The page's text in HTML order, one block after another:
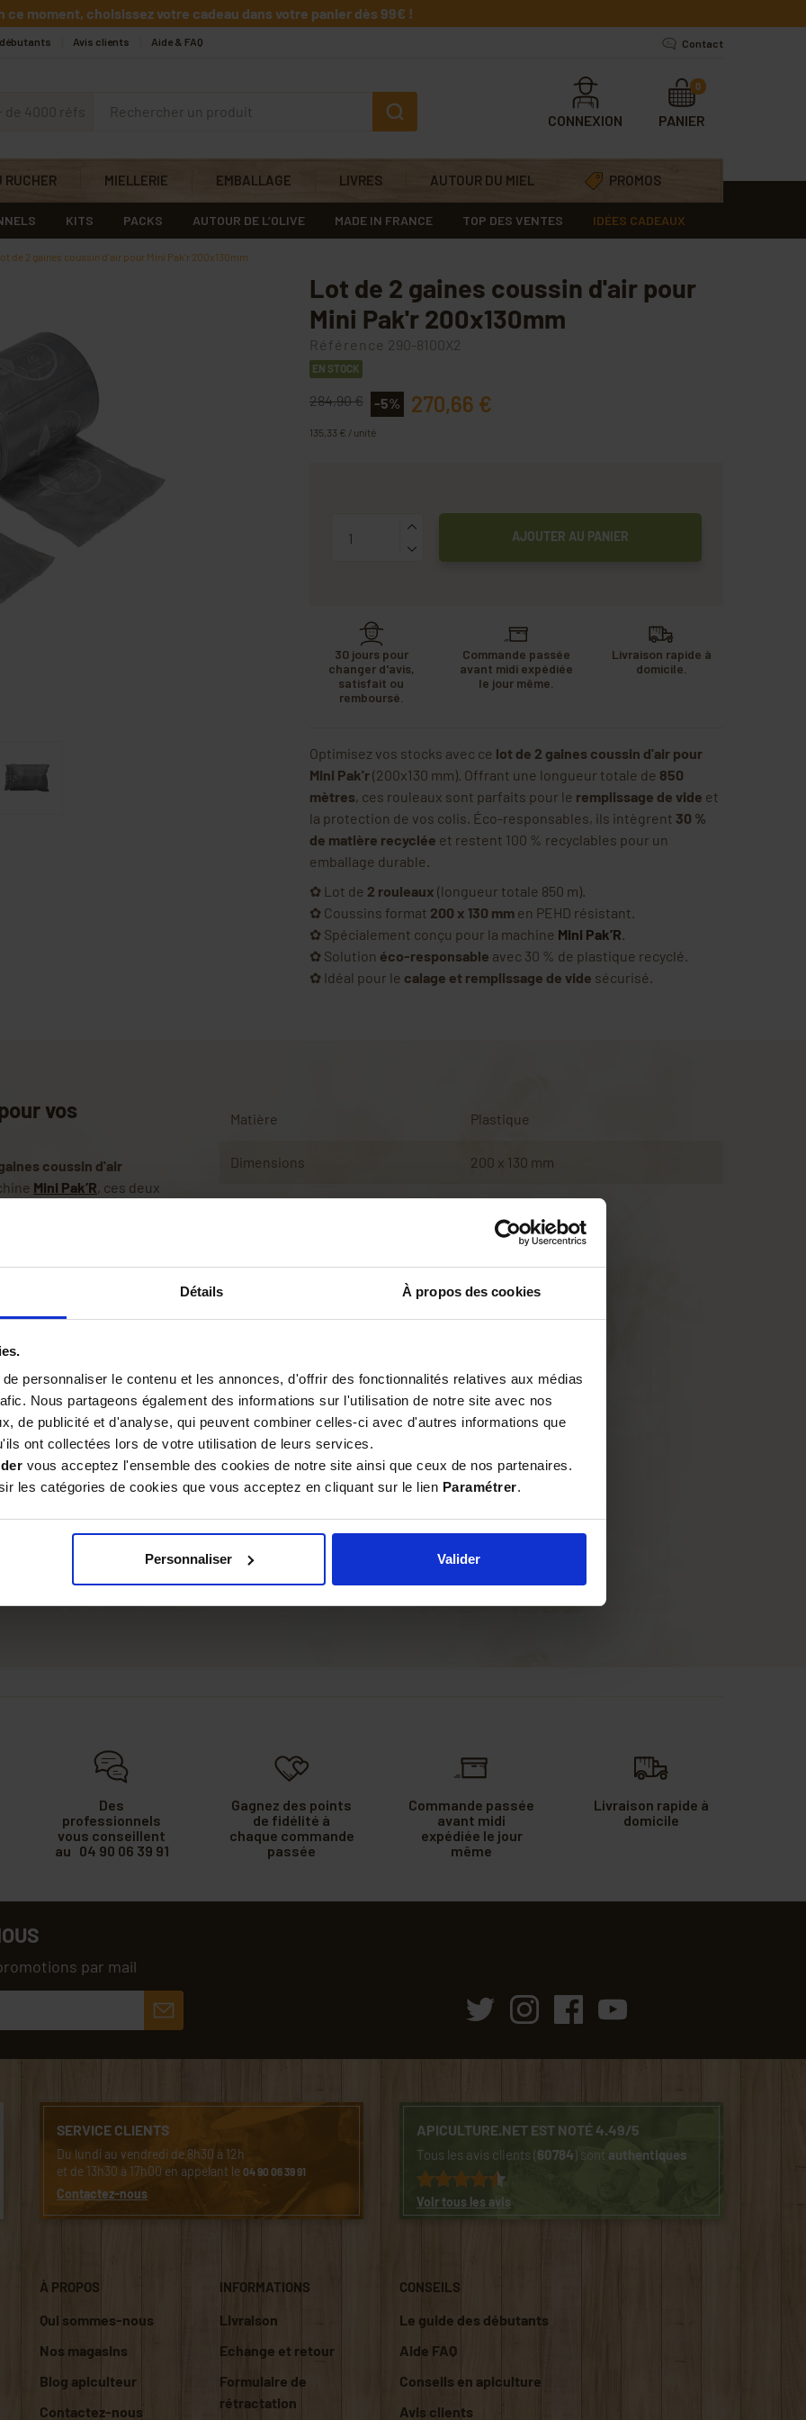
Détails À propos des cookies
personnaliser le contenu et les annonces, d'offrir des fonctionnalités relatives aux médias
Nous partageons également des informations sur l'utilisation de notre site avec nos
de publicité et d'analyse, qui peuvent combiner celles-ci avec d'autres informations que
ont collectées lors de votre utilisation de leurs services.
vous acceptez l'ensemble des cookies de notre site ainsi que ceux de nos partenaires.
les catégories de cookies que vous acceptez en cliquant sur le lien Paramétrer.
Personnaliser Valider
ce moment, choisissez votre cadeau dans votre panier dès 99€ !
débutants Avis clients Aide & FAQ Contact
de 4000 réfs
CONNEXION PANIER
0
RUCHER MIELLERIE EMBALLAGE LIVRES AUTOUR DU MIEL PROMOS
KITS PACKS AUTOUR DE L’OLIVE MADE IN FRANCE TOP DES VENTES IDÉES CADEAUX
de 2 gaines coussin d'air pour Mini Pak'r 200x130mm
Lot de 2 gaines coussin d'air pour
Mini Pak'r 200x130mm
Référence 290-8100X2
EN STOCK
284,90 € -5% 270,66 €
135,33 € / unité
AJOUTER AU PANIER
30 jours pour
changer d'avis,
satisfait ou
remboursé.
Commande passée
avant midi expédiée
le jour même.
Livraison rapide à
domicile.
Optimisez vos stocks avec ce lot de 2 gaines coussin d'air pour
Mini Pak'r(200x130 mm). Offrant une longueur totale de 850
mètres, ces rouleaux sont parfaits pour le remplissage de vide et
la protection de vos colis. Éco-responsables, ils intègrent 30 %
de matière recyclée et restent 100 % recyclables pour un
emballage durable.
✿ Lot de 2 rouleaux (longueur totale 850 m).
✿ Coussins format 200 x 130 mmen PEHD résistant.
✿ Spécialement conçu pour la machine Mini Pak’R.
✿ Solution éco-responsable avec 30 % de plastique recyclé.
✿ Idéal pour le calage et remplissage de vide sécurisé.
vos
coussin d'air
Mini Pak’R, ces deux
un grand volume
des chocs durant le
durable
de logistique durable. Le
recyclé(PCR certifié
Cette approche
tout en garantissant
standards.
les informations
une
, assurant une
de votre entreprise.
Matière Plastique
Dimensions 200 x 130 mm
Des
professionnels
vous conseillent
au 04 90 06 39 91
Gagnez des points
de fidélité à
chaque commande
passée
Commande passée
avant midi
expédiée le jour
même
Livraison rapide à
domicile
par mail
SERVICE CLIENTS
Du lundi au vendredi de 8h30 à 12h
et de 13h30 à 17h00 en appelant le04 90 06 39 91
Contactez-nous
APICULTURE.NET EST NOTÉ 4.49/5
Tous les avis clients (60784) sont authentiques
Voir tous les avis
À PROPOS
Qui sommes-nous
Nos magasins
Blog apiculteur
Contactez-nous
INFORMATIONS
Livraison
Echange et retour
Formulaire de
rétractation
CONSEILS
Le guide des débutants
Aide FAQ
Conseils en apiculture
Avis clients